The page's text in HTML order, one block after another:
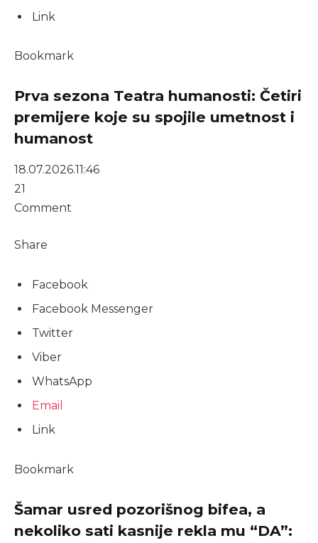
Link
Bookmark
Prva sezona Teatra humanosti: Četiri
premijere koje su spojile umetnost i
humanost
18.07.2026.11:46
21
Comment
Share
Facebook
Facebook Messenger
Twitter
Viber
WhatsApp
Email
Link
Bookmark
Šamar usred pozorišnog bifea, a
nekoliko sati kasnije rekla mu “DA”: